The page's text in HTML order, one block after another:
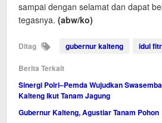
sampai dengan selamat dan dapat
tegasnya. (abw/ko)
Ditag gubernur kalteng idul
Berita Terkait
Sinergi Polri–Pemda Wujudkan
Kalteng Ikut Tanam Jagung
Gubernur Kalteng, Agustiar Tanam Pohon